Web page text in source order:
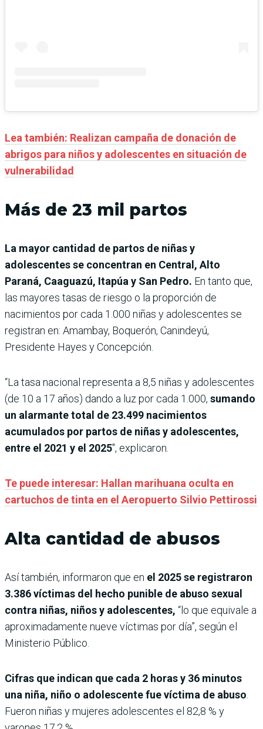
Lea también: Realizan campaña de donación de
abrigos para niños y adolescentes en situación de
vulnerabilidad
Más de 23 mil partos
La mayor cantidad de partos de niñas y
adolescentes se concentran en Central, Alto
Paraná, Caaguazú, Itapúa y San Pedro. En tanto que,
las mayores tasas de riesgo o la proporción de
nacimientos por cada 1.000 niñas y adolescentes se
registran en: Amambay, Boquerón, Canindeyú,
Presidente Hayes y Concepción.
“La tasa nacional representa a 8,5 niñas y adolescentes
(de 10 a 17 años) dando a luz por cada 1.000, sumando
un alarmante total de 23.499 nacimientos
acumulados por partos de niñas y adolescentes,
entre el 2021 y el 2025″, explicaron.
Te puede interesar: Hallan marihuana oculta en
cartuchos de tinta en el Aeropuerto Silvio Pettirossi
Alta cantidad de abusos
Así también, informaron que en el 2025 se registraron
3.386 víctimas del hecho punible de abuso sexual
contra niñas, niños y adolescentes, “lo que equivale a
aproximadamente nueve víctimas por día”, según el
Ministerio Público.
Cifras que indican que cada 2 horas y 36 minutos
una niña, niño o adolescente fue víctima de abuso
Fueron niñas y mujeres adolescentes el 82,8 % y